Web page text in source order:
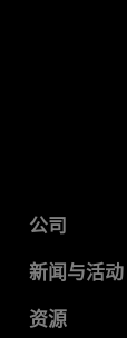
公司
关于 AMD
企业责任
新闻与活动
新闻中心
资源